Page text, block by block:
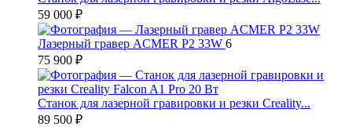
59 000 ₽
Лазерный гравер ACMER P2 33W 6
75 900 ₽
Станок для лазерной гравировки и резки Creality...
89 500 ₽